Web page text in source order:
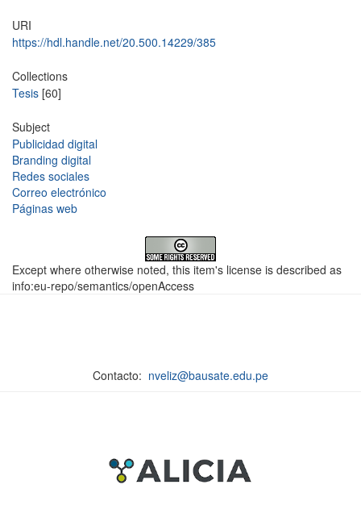
URI
https://hdl.handle.net/20.500.14229/385
Collections
Tesis [60]
Subject
Publicidad digital
Branding digital
Redes sociales
Correo electrónico
Páginas web
Except where otherwise noted, this item's license is described as
info:eu-repo/semantics/openAccess
Contacto: nveliz@bausate.edu.pe